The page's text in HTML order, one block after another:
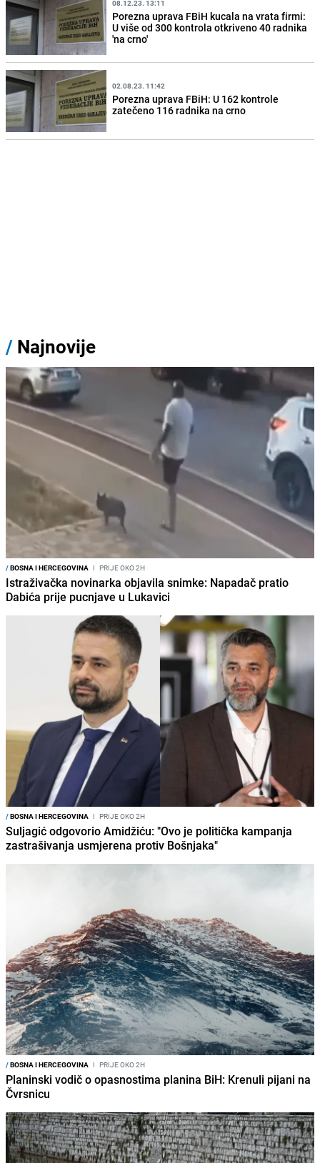
08.12.23. 13:11
Porezna uprava FBiH kucala na vrata firmi:
U više od 300 kontrola otkriveno 40 radnika
'na crno'
02.08.23. 11:42
Porezna uprava FBiH: U 162 kontrole
zatečeno 116 radnika na crno
/ Najnovije
/BOSNA I HERCEGOVINA I PRIJE OKO 2H
Istraživačka novinarka objavila snimke: Napadač pratio
Dabića prije pucnjave u Lukavici
/BOSNA I HERCEGOVINA I PRIJE OKO 2H
Suljagić odgovorio Amidžiću: "Ovo je politička kampanja
zastrašivanja usmjerena protiv Bošnjaka"
/BOSNA I HERCEGOVINA I PRIJE OKO 2H
Planinski vodič o opasnostima planina BiH: Krenuli pijani na
Čvrsnicu